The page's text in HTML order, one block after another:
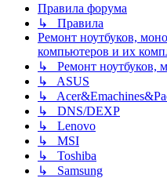
Правила форума
↳ Правила
Ремонт ноутбуков,
компьютеров и их
↳ Ремонт ноутбуков,
↳ ASUS
↳
↳ DNS/DEXP
↳ Lenovo
↳ MSI
↳ Toshiba
↳ Samsung